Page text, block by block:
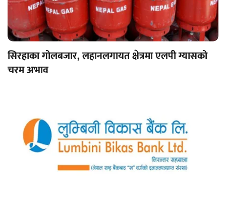
सिरहाका गोलबजार, लहानलगायत क्षेत्रमा एलपी ग्यासको
चरम अभाव